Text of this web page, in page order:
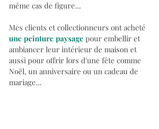
même cas de figure...
Mes clients et collectionneurs ont acheté
une peinture paysage pour embellir et
ambiancer leur intérieur de maison et
aussi pour offrir lors d'une fête comme
Noël, un anniversaire ou un cadeau de
mariage...